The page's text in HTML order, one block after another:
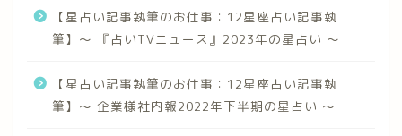
【星占い記事執筆のお仕事：12星座占い記事執
筆】〜 『占いTVニュース』2023年の星占い 〜
【星占い記事執筆のお仕事：12星座占い記事執
筆】〜 企業様社内報2022年下半期の星占い 〜